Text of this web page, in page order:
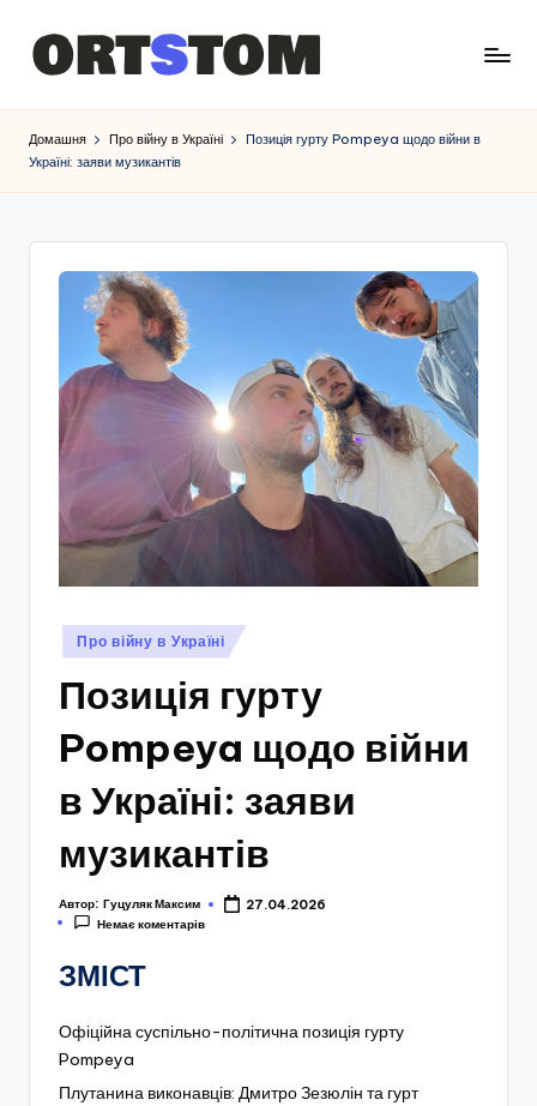
Домашня Про війну в Україні
Позиція гурту Pompeya щодо війни в
Україні: заяви музикантів
Опубліковано
у
Про війну в Україні
Позиція гурту
Pompeya щодо війни
в Україні: заяви
музикантів
Автор: Гуцуляк Максим
27.04.2026
Немає коментарів
ЗМІСТ
Офіційна суспільно-політична позиція гурту
Pompeya
Плутанина виконавців: Дмитро Зезюлін та гурт